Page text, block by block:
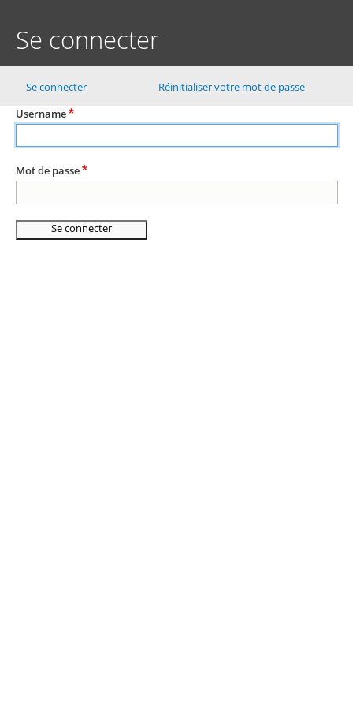
contenu
Se connecter
Primary
tabs
Se connecter
Réinitialiser votre mot de passe
Username
Mot de passe